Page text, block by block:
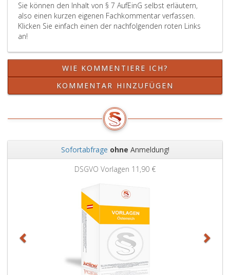
Sie können den Inhalt von § 7 AufEinG selbst erläutern,
also einen kurzen eigenen Fachkommentar verfassen.
Klicken Sie einfach einen der nachfolgenden roten Links
an!
WIE KOMMENTIERE ICH?
KOMMENTAR HINZUFÜGEN
Sofortabfrage ohne Anmeldung!
DSGVO Vorlagen 11,90 €